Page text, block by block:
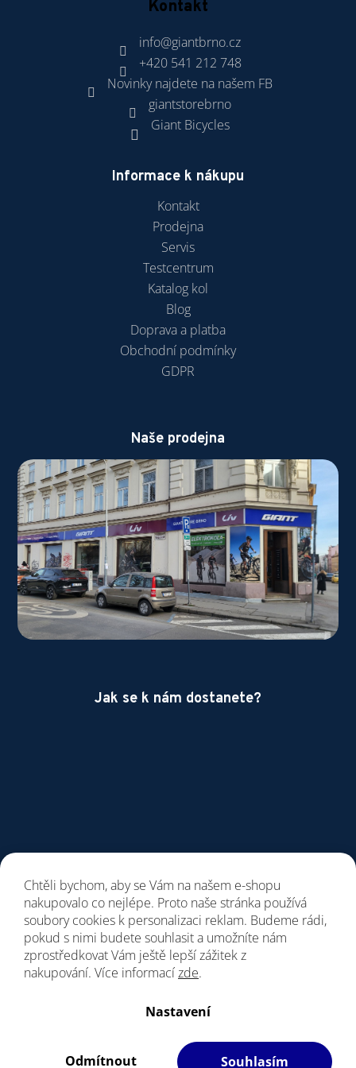
Chtěli bychom, aby se Vám na našem e-shopu
nakupovalo co nejlépe. Proto naše stránka používá
soubory cookies k personalizaci reklam. Budeme rádi,
pokud s nimi budete souhlasit a umožníte nám
zprostředkovat Vám ještě lepší zážitek z
nakupování. Více informacízde.
Nastavení
Odmítnout Souhlasím
Kontakt
info@giantbrno.cz
+420 541 212 748
Novinky najdete na našem FB
giantstorebrno
Giant Bicycles
Informace k nákupu
Kontakt
Prodejna
Servis
Testcentrum
Katalog kol
Blog
Doprava a platba
Obchodní podmínky
GDPR
Naše prodejna
Jak se k nám dostanete?
Vytvořil Shoptet
Upravit nastavení cookies